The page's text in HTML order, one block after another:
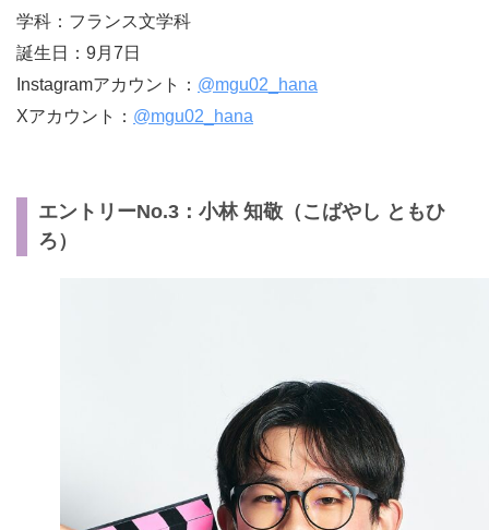
学科：フランス文学科
誕生日：9月7日
Instagramアカウント： @mgu02_hana
Xアカウント： @mgu02_hana
エントリーNo.3：小林 知敬（こばやし ともひ
ろ）